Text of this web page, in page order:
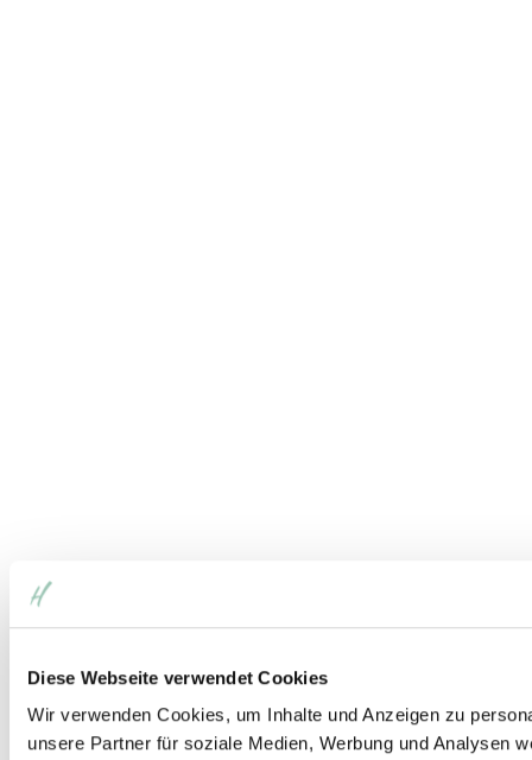
Diese Webseite verwendet Cookies
Wir verwenden Cookies, um Inhalte und Anzeigen zu
unsere Partner für soziale Medien, Werbung und Analysen